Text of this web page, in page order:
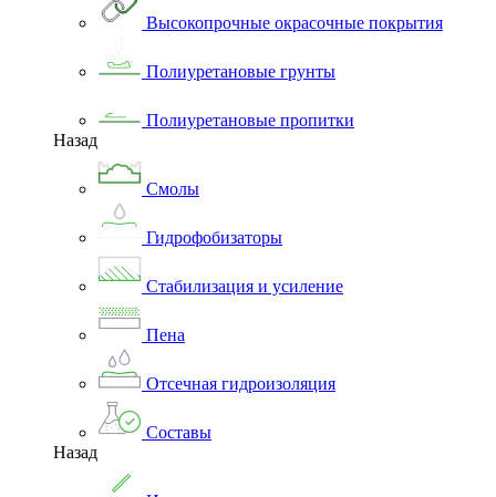
Высокопрочные окрасочные покрытия
Полиуретановые грунты
Полиуретановые пропитки
Назад
Смолы
Гидрофобизаторы
Стабилизация и усиление
Пена
Отсечная гидроизоляция
Составы
Назад